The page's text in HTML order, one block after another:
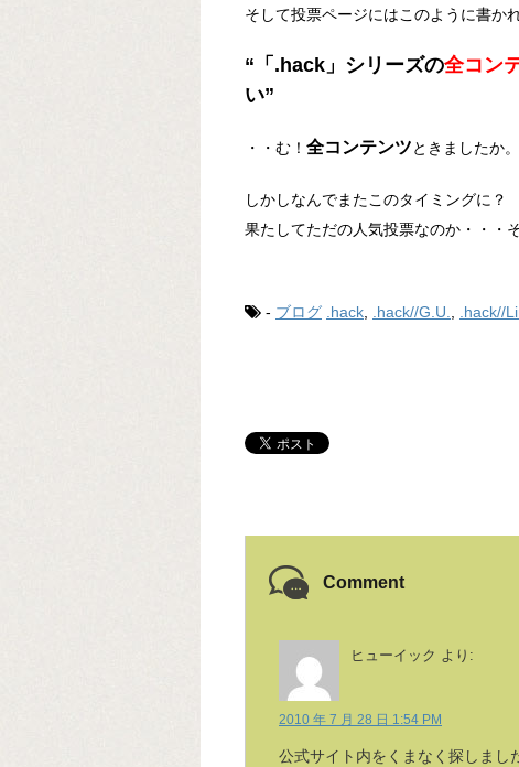
そして投票ページにはこのように書か
“「.hack」シリーズの全コン
い”
・・む！ 全コンテンツときましたか。
しかしなんでまたこのタイミングに？
果たしてただの人気投票なのか・・・
- ブログ .hack .hack//G.U. .hack//
Comment
ヒューイック より:
2010 年 7 月 28 日 1:54 PM
公式サイト内をくまなく探しまし